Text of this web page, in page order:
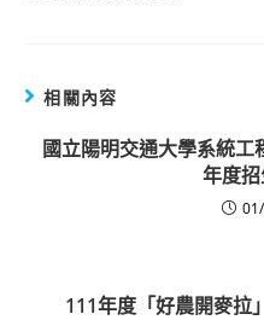
相關內容
國立陽明交通大學系統
年度
111年度「好農開麥拉